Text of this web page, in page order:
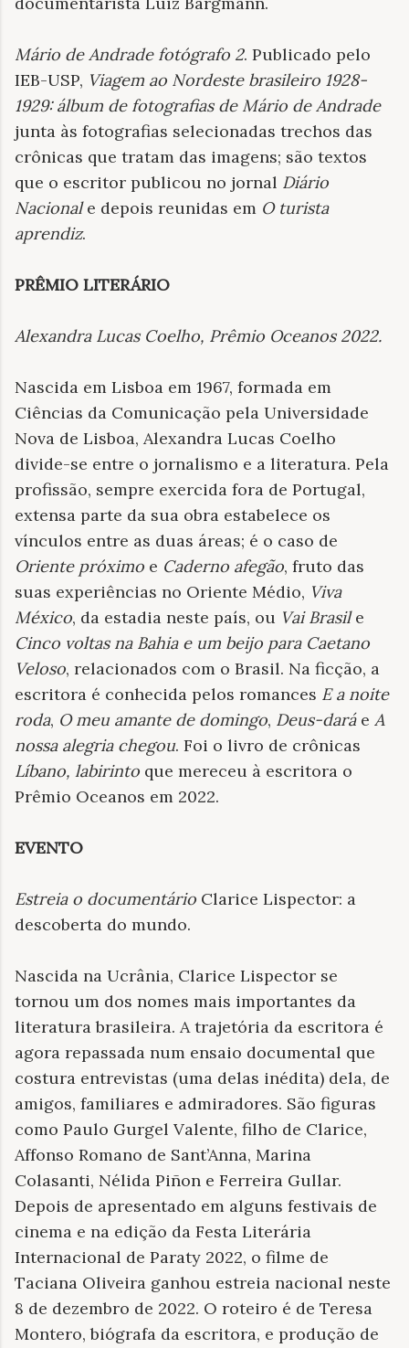
Mário de Andrade fotógrafo 2. Publicado pelo
IEB-USP, Viagem ao Nordeste brasileiro 1928-
1929: álbum de fotografias de Mário de Andrade
junta às fotografias selecionadas trechos das
crônicas que tratam das imagens; são textos
que o escritor publicou no jornal Diário
Nacionale depois reunidas em O turista
aprendiz.
PRÊMIO LITERÁRIO
Alexandra Lucas Coelho, Prêmio Oceanos 2022.
Nascida em Lisboa em 1967, formada em
Ciências da Comunicação pela Universidade
Nova de Lisboa, Alexandra Lucas Coelho
divide-se entre o jornalismo e a literatura. Pela
profissão, sempre exercida fora de Portugal,
extensa parte da sua obra estabelece os
vínculos entre as duas áreas; é o caso de
Oriente próximo e Caderno afegão, fruto das
suas experiências no Oriente Médio, Viva
México, da estadia neste país, ou Vai Brasile
Cinco voltas na Bahia e um beijo para Caetano
Veloso, relacionados com o Brasil. Na ficção, a
escritora é conhecida pelos romances E a noite
roda, O meu amante de domingo, Deus-daráe A
nossa alegria chegou. Foi o livro de crônicas
Líbano, labirinto que mereceu à escritora o
Prêmio Oceanos em 2022.
EVENTO
Estreia o documentário Clarice Lispector: a
descoberta do mundo.
Nascida na Ucrânia, Clarice Lispector se
tornou um dos nomes mais importantes da
literatura brasileira. A trajetória da escritora é
agora repassada num ensaio documental que
costura entrevistas (uma delas inédita) dela, de
amigos, familiares e admiradores. São figuras
como Paulo Gurgel Valente, filho de Clarice,
Affonso Romano de Sant’Anna, Marina
Colasanti, Nélida Piñon e Ferreira Gullar.
Depois de apresentado em alguns festivais de
cinema e na edição da Festa Literária
Internacional de Paraty 2022, o filme de
Taciana Oliveira ganhou estreia nacional neste
8 de dezembro de 2022. O roteiro é de Teresa
Montero, biógrafa da escritora, e produção de